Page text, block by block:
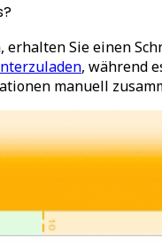
erhalten Sie einen
, während
manuell